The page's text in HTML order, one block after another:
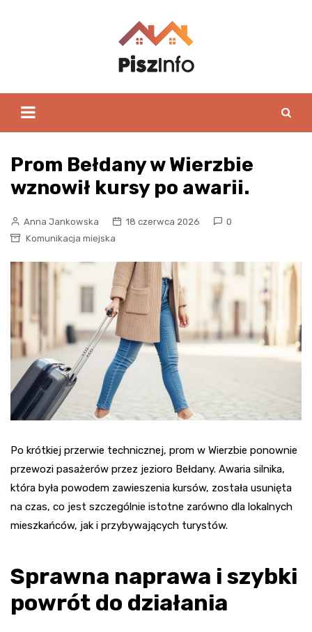
Prom Bełdany w Wierzbie
wznowił kursy po awarii.
Anna Jankowska 18 czerwca 2026
0
Komunikacja miejska
Po krótkiej przerwie technicznej, prom w Wierzbie ponownie
przewozi pasażerów przez jezioro Bełdany. Awaria silnika,
która była powodem zawieszenia kursów, została usunięta
na czas, co jest szczególnie istotne zarówno dla lokalnych
mieszkańców, jak i przybywających turystów.
Sprawna naprawa i szybki
powrót do działania